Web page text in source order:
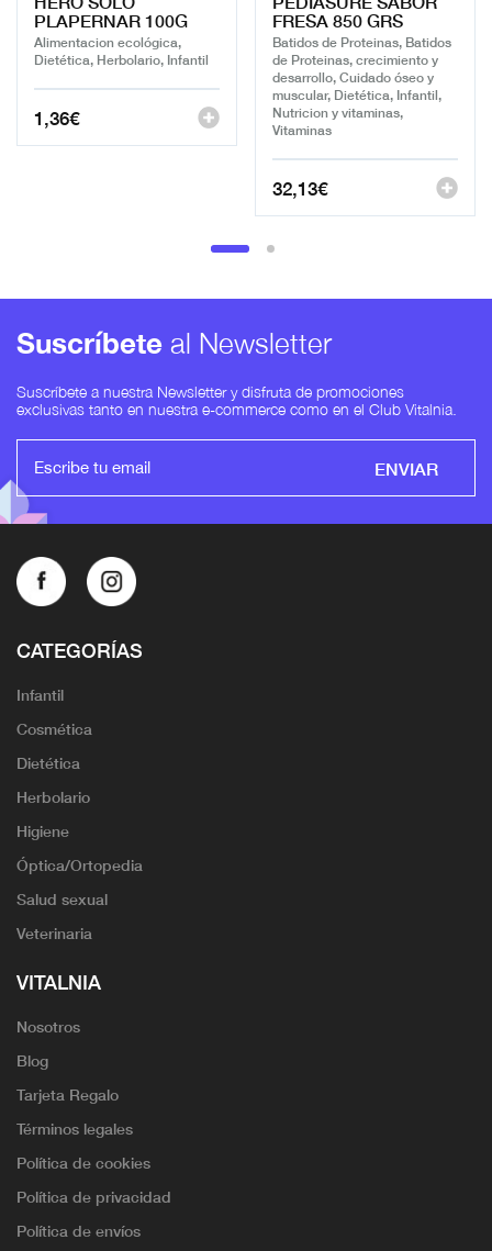
PLAPERNAR 100G
Alimentacion ecológica,
Dietética, Herbolario, Infantil
1,36€
FRESA 850 GRS
Batidos de Proteinas, Batidos
de Proteinas, crecimiento y
desarrollo, Cuidado óseo y
muscular, Dietética, Infantil,
Nutricion y vitaminas,
Vitaminas
32,13€
Suscríbete al Newsletter
Suscríbete a nuestra Newsletter y disfruta de promociones
exclusivas tanto en nuestra e-commerce como en el Club Vitalnia.
ENVIAR
CATEGORÍAS
Infantil
Cosmética
Dietética
Herbolario
Higiene
Óptica/Ortopedia
Salud sexual
Veterinaria
VITALNIA
Nosotros
Blog
Tarjeta Regalo
Términos legales
Política de cookies
Política de privacidad
Política de envíos